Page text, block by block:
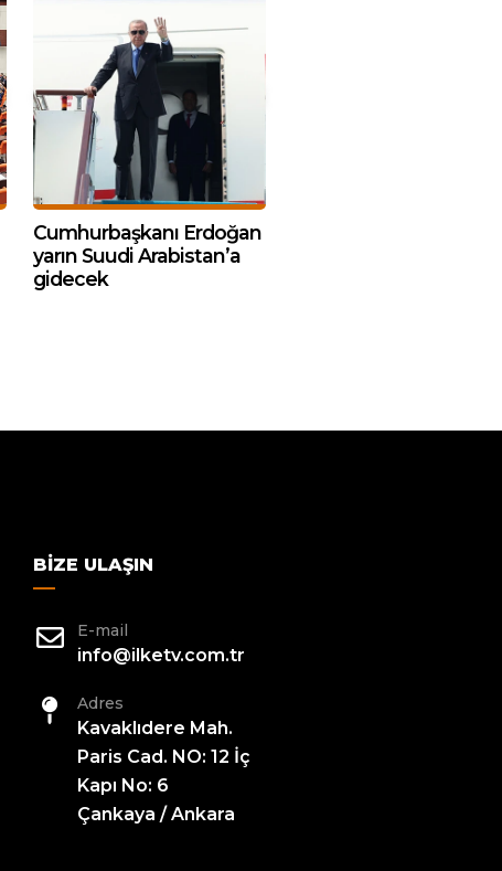
Cumhurbaşkanı Erdoğan
yarın Suudi Arabistan’a
gidecek
BIZE ULAŞIN
E-mail
info@ilketv.com.tr
Adres
Kavaklıdere Mah.
Paris Cad. NO: 12 İç
Kapı No: 6
Çankaya / Ankara